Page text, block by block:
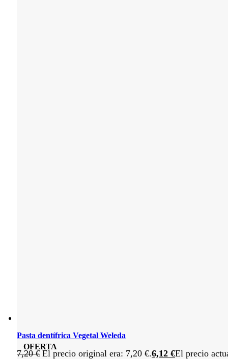
OFERTA
Pasta dentífrica Vegetal Weleda
7,20€ El precio original era: 7,20 €.6,12 €El precio